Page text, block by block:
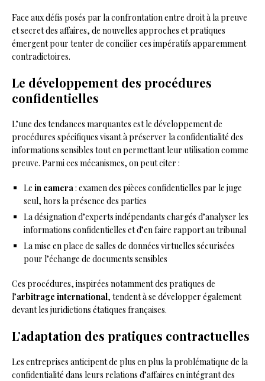
Face aux défis posés par la confrontation entre droit à la preuve
et secret des affaires, de nouvelles approches et pratiques
émergent pour tenter de concilier ces impératifs apparemment
contradictoires.
Le développement des procédures
confidentielles
L’une des tendances marquantes est le développement de
procédures spécifiques visant à préserver la confidentialité des
informations sensibles tout en permettant leur utilisation comme
preuve. Parmi ces mécanismes, on peut citer :
Le in camera : examen des pièces confidentielles par le juge
seul, hors la présence des parties
La désignation d’experts indépendants chargés d’analyser les
informations confidentielles et d’en faire rapport au tribunal
La mise en place de salles de données virtuelles sécurisées
pour l’échange de documents sensibles
Ces procédures, inspirées notamment des pratiques de
l’arbitrage international, tendent à se développer également
devant les juridictions étatiques françaises.
L’adaptation des pratiques contractuelles
Les entreprises anticipent de plus en plus la problématique de la
confidentialité dans leurs relations d’affaires en intégrant des